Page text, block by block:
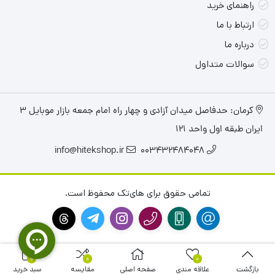
برای هر دو نوع ماوس مجهز به حسگر نوری یا لیزری ارائه می دهند بهینه
شده.
راهنمای خرید
ارتباط با ما
درباره ما
سوالات متداول
کرمان: حدفاصل میدان آزادی و چهار راه امام جمعه بازار موبایل ۳
ایران طبقه اول واحد ۱۲۱
003432484048
info@hitekshop.ir
تمامی حقوق برای های‌تک محفوظ است.
بازگشت
0
علاقه مندی صفحه اصلی
0
مقایسه
0
سبد خرید